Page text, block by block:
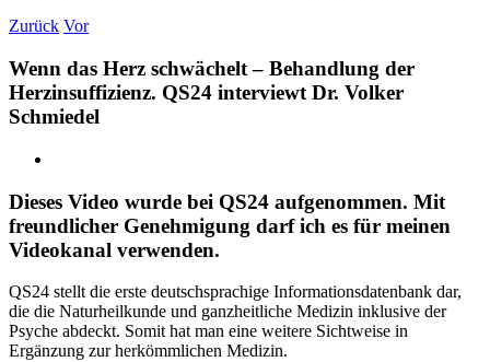
Zurück Vor
Wenn das Herz schwächelt – Behandlung der
Herzinsuffizienz. QS24 interviewt Dr. Volker
Schmiedel
Bild
Dieses Video wurde bei QS24 aufgenommen. Mit
freundlicher Genehmigung darf ich es für meinen
Videokanal verwenden.
QS24 stellt die erste deutschsprachige Informationsdatenbank dar,
die die Naturheilkunde und ganzheitliche Medizin inklusive der
Psyche abdeckt. Somit hat man eine weitere Sichtweise in
Ergänzung zur herkömmlichen Medizin.